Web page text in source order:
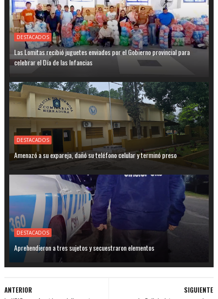
DESTACADOS
Las Lomitas recibió juguetes enviados por el Gobierno provincial para
celebrar el Día de las Infancias
DESTACADOS
Amenazó a su expareja, dañó su teléfono celular y terminó preso
DESTACADOS
Aprehendieron a tres sujetos y secuestraron elementos
SIGUIENTE
ANTERIOR